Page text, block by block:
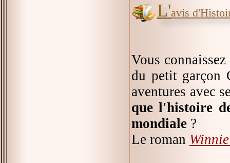
L'avis
Vous
du petit garçon
aventures avec
que l'histoire
mondiale ?
Le roman